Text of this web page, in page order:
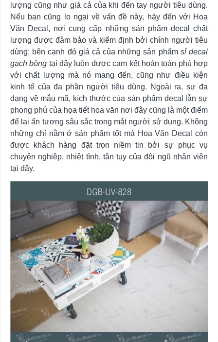
lượng cũng như giá cả của khi đến tay người tiêu dùng.
Nếu bạn cũng lo ngại về vấn đề này, hãy đến với Hoa
Văn Decal, nơi cung cấp những sản phẩm decal chất
lượng được đảm bảo và kiểm định bởi chính người tiêu
dùng; bên cạnh đó giá cả của những sản phẩm sỉ decal
gạch bông tại đây luôn được cam kết hoàn toàn phù hợp
với chất lượng mà nó mang đến, cũng như điều kiện
kinh tế của đa phần người tiêu dùng. Ngoài ra, sự đa
dạng về mẫu mã, kích thước của sản phẩm decal lẫn sự
phong phú của họa tiết hoa văn nơi đây cũng là một điểm
để lại ấn tượng sâu sắc trong mắt người sử dụng. Không
những chỉ nằm ở sản phẩm tốt mà Hoa Văn Decal còn
được khách hàng đặt trọn niềm tin bởi sự phục vụ
chuyên nghiệp, nhiệt tình, tận tụy của đội ngũ nhân viên
tại đây.